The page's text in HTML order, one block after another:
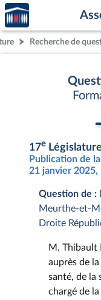
Aller au contenu
Aller en bas de la
Accèder
à la
page
d'accueilRecherche de
17e Législature
Publication de
21 janvier 2025,
Question de :
Meurthe-et-
Droite
M. Thibault
auprès de
santé, de la
chargé de